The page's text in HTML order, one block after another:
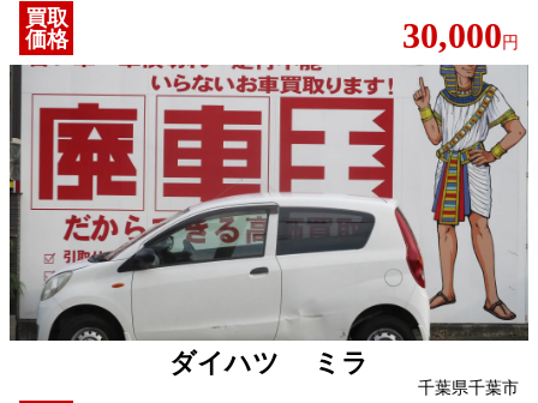
買取
価格
30,000 円
ダイハツ ミラ
千葉県千葉市